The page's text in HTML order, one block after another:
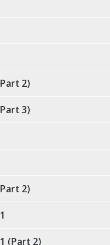
2)
3)
2)
(Part 2)